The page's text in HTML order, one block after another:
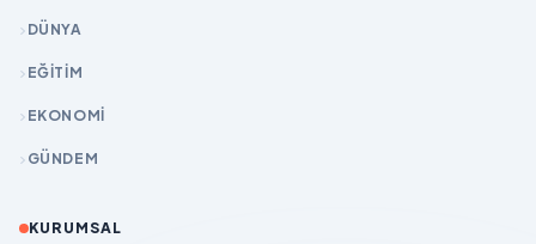
DÜNYA
EĞİTİM
EKONOMİ
GÜNDEM
KURUMSAL